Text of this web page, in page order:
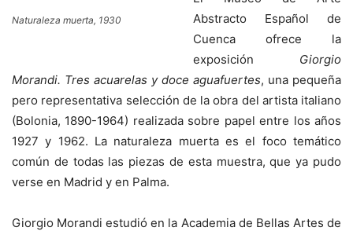
Naturaleza muerta, 1930
Abstracto Español de
Cuenca ofrece la
exposición Giorgio
Morandi. Tres acuarelas y doce aguafuertes, una pequeña
pero representativa selección de la obra del artista italiano
(Bolonia, 1890-1964) realizada sobre papel entre los años
1927 y 1962. La naturaleza muerta es el foco temático
común de todas las piezas de esta muestra, que ya pudo
verse en Madrid y en Palma.
Giorgio Morandi estudió en la Academia de Bellas Artes de